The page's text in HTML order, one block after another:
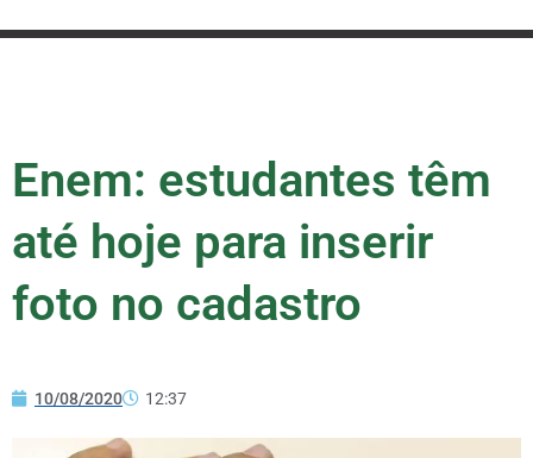
Enem: estudantes têm
até hoje para inserir
foto no cadastro
10/08/2020 12:37